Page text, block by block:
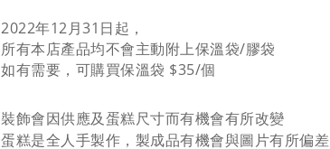
2022年12月31日起，
所有本店產品均不會主動附上保溫袋/膠袋
如有需要，可購買保溫袋 $35/個
裝飾會因供應及蛋糕尺寸而有機會有所改變
蛋糕是全人手製作，製成品有機會與圖片有所偏差